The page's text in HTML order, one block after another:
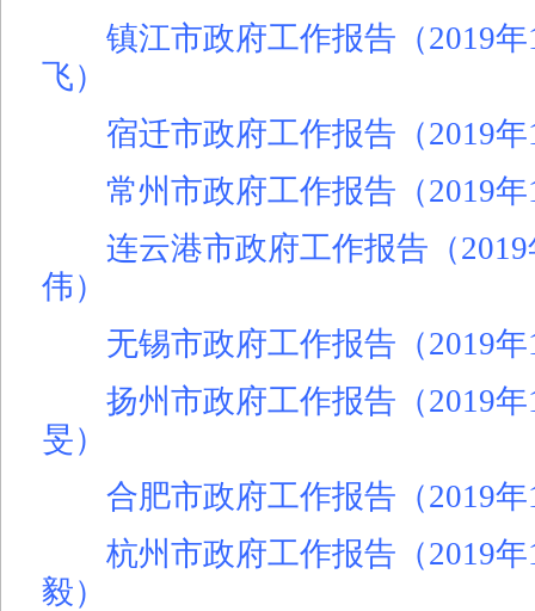
镇江市政府工作报告（2019
飞）
宿迁市政府工作报告（2019
常州市政府工作报告（2019
连云港市政府工作报告（
伟）
无锡市政府工作报告（2019
扬州市政府工作报告（2019
旻）
合肥市政府工作报告（2019
杭州市政府工作报告（2019
毅）